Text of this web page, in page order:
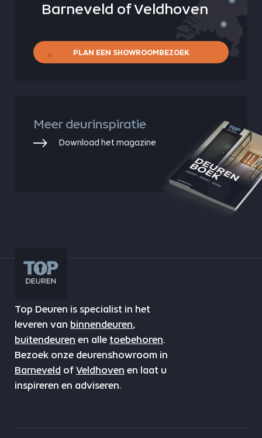
Meer deurinspiratie
Download het magazine
Barneveld of Veldhoven
PLAN EEN SHOWROOMBEZOEK
Top Deuren is specialist in het
leveren van binnendeuren,
buitendeuren en alle toebehoren.
Bezoek onze deurenshowroom in
Barneveld of Veldhoven en laat u
inspireren en adviseren.